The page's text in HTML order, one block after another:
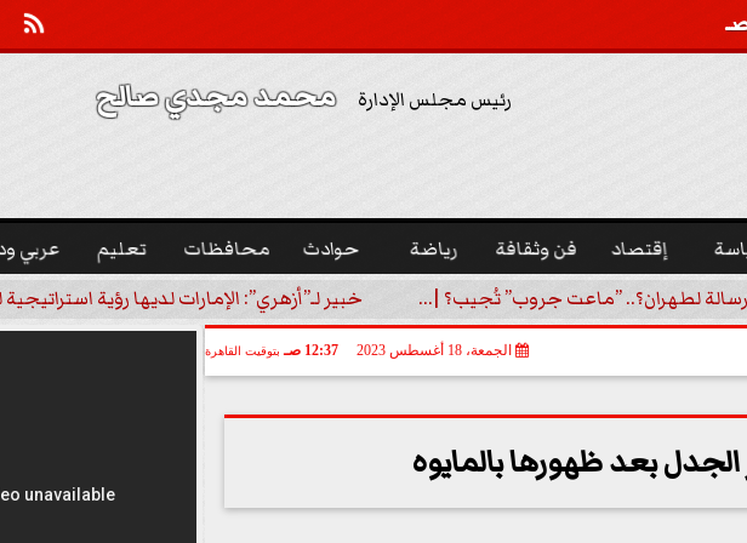

رئيس مجلس الإدارة محمد مجدي صالح
إقتصاد فن وثقافة رياضة حوادث محافظات تعليم عربي
لطهران؟.. ”ماعت جروب” تُجيب؟ |... خبير لـ”أزهري”: الإمارات لديها رؤية
الجمعة، 18 أغسطس 2023 12:37 صـ بتوقيت القاهرة
الجدل بعد ظهورها بالمايوه